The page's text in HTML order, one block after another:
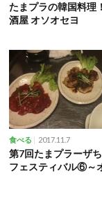
たまプラの韓国料理
酒屋 オソオセヨ
食べる 2017.11.7
第7回たまプラーザ
フェスティバル⑥～